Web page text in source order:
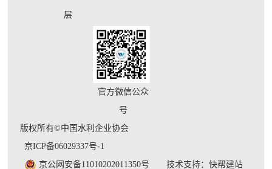
层
官方微信公众
号
版权所有©中国水利企业协会
京ICP备06029337号-1
京公网安备11010202011350号
技术支持：快帮建站